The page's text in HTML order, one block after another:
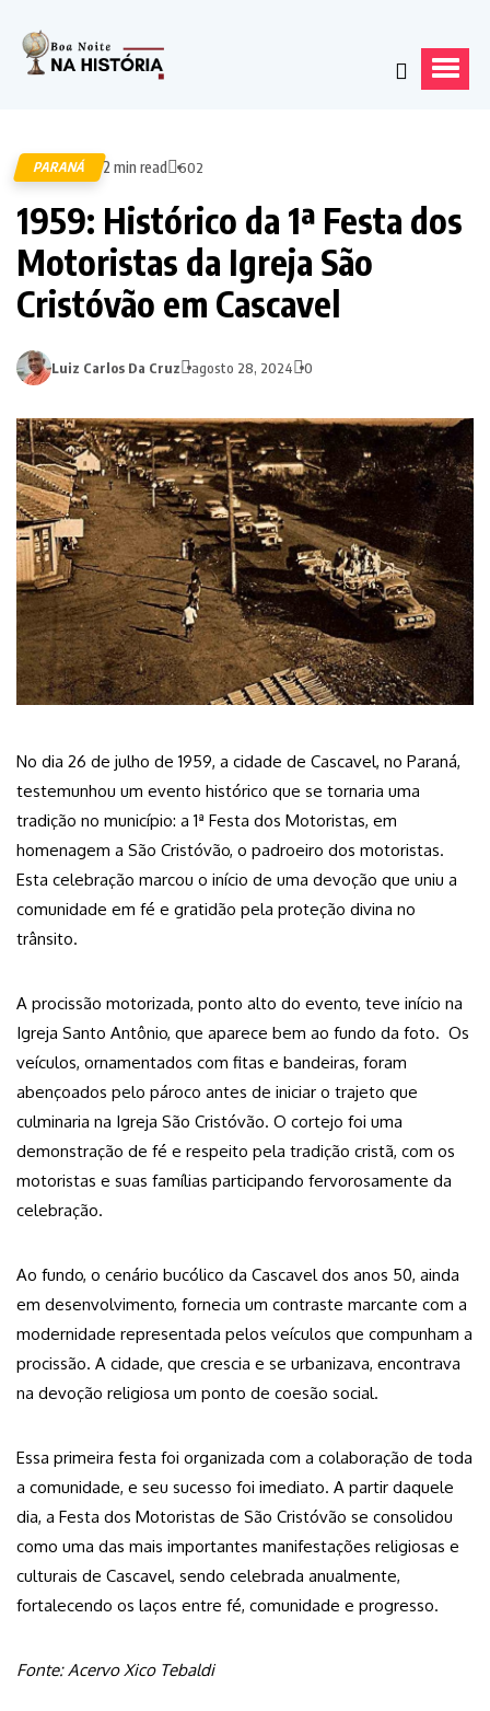
PARANÁ 2 min read 602
1959: Histórico da 1ª Festa dos
Motoristas da Igreja São
Cristóvão em Cascavel
Luiz Carlos Da Cruz agosto 28, 2024 0
No dia 26 de julho de 1959, a cidade de Cascavel, no Paraná,
testemunhou um evento histórico que se tornaria uma
tradição no município: a 1ª Festa dos Motoristas, em
homenagem a São Cristóvão, o padroeiro dos motoristas.
Esta celebração marcou o início de uma devoção que uniu a
comunidade em fé e gratidão pela proteção divina no
trânsito.
A procissão motorizada, ponto alto do evento, teve início na
Igreja Santo Antônio, que aparece bem ao fundo da foto. Os
veículos, ornamentados com fitas e bandeiras, foram
abençoados pelo pároco antes de iniciar o trajeto que
culminaria na Igreja São Cristóvão. O cortejo foi uma
demonstração de fé e respeito pela tradição cristã, com os
motoristas e suas famílias participando fervorosamente da
celebração.
Ao fundo, o cenário bucólico da Cascavel dos anos 50, ainda
em desenvolvimento, fornecia um contraste marcante com a
modernidade representada pelos veículos que compunham a
procissão. A cidade, que crescia e se urbanizava, encontrava
na devoção religiosa um ponto de coesão social.
Essa primeira festa foi organizada com a colaboração de toda
a comunidade, e seu sucesso foi imediato. A partir daquele
dia, a Festa dos Motoristas de São Cristóvão se consolidou
como uma das mais importantes manifestações religiosas e
culturais de Cascavel, sendo celebrada anualmente,
fortalecendo os laços entre fé, comunidade e progresso.
Fonte: Acervo Xico Tebaldi